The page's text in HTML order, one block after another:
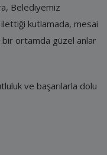
Belediyemiz
kutlamada, mesai
bir ortamda güzel anlar
ve başarılarla dolu